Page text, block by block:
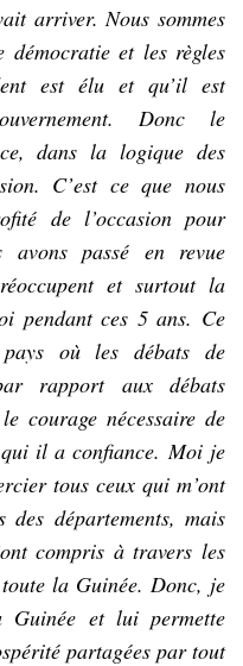
arriver. Nous sommes
démocratie et les règles
est élu et qu’il est
Donc le
dans la logique des
C’est ce que nous
de l’occasion pour
avons passé en revue
et surtout la
pendant ces 5 ans. Ce
où les débats de
rapport aux débats
courage nécessaire de
il a confiance. Moi je
tous ceux qui m’ont
des départements, mais
compris à travers les
la Guinée. Donc, je
Guinée et lui permette
partagées par tout